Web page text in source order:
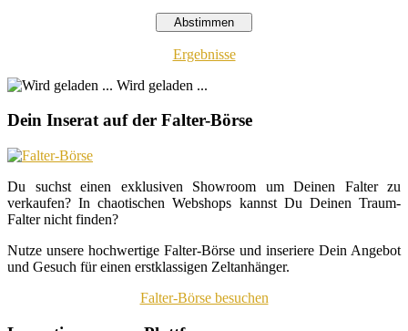
Ergebnisse
Wird geladen ...
Dein Inserat auf der Falter-Börse
Du suchst einen exklusiven Showroom um Deinen Falter zu
verkaufen? In chaotischen Webshops kannst Du Deinen Traum-
Falter nicht finden?
Nutze unsere hochwertige Falter-Börse und inseriere Dein Angebot
und Gesuch für einen erstklassigen Zeltanhänger.
Falter-Börse besuchen